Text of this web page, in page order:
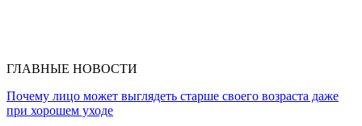
ГЛАВНЫЕ НОВОСТИ
Почему лицо может выглядеть старше своего возраста даже
при хорошем уходе